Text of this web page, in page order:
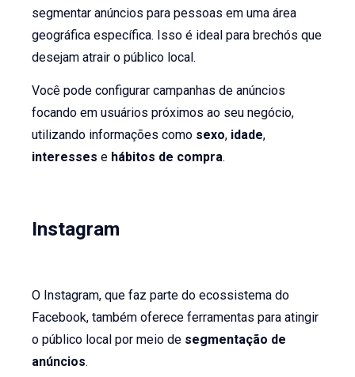
segmentar anúncios para pessoas em uma área
geográfica específica. Isso é ideal para brechós que
desejam atrair o público local.
Você pode configurar campanhas de anúncios
focando em usuários próximos ao seu negócio,
utilizando informações como sexo, idade,
interessese hábitos de compra.
Instagram
O Instagram, que faz parte do ecossistema do
Facebook, também oferece ferramentas para atingir
o público local por meio de segmentação de
anúncios.